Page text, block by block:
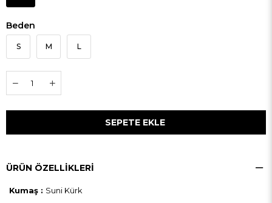
Beden
S M L
ÜRÜN ÖZELLIKLERI
Kumaş : Suni Kürk